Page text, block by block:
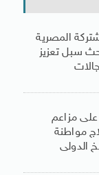
المصرية
سبل تعزيز
على مزاعم
مواطنة
الدولى